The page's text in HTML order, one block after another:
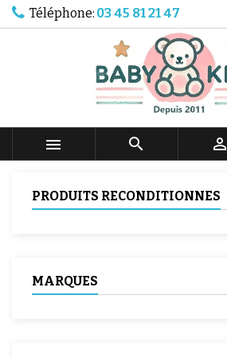
Téléphone: 03 45 81 21 47
  
PRODUITS RECONDITIONNES
MARQUES